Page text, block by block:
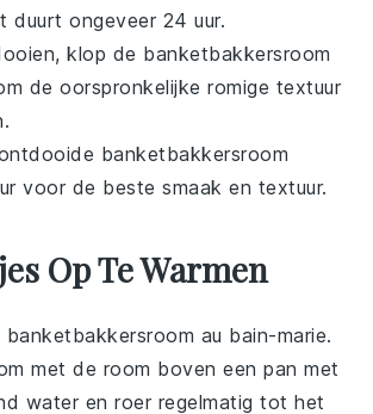
duurt ongeveer 24 uur.
klop de banketbakkersroom
de oorspronkelijke romige textuur
banketbakkersroom
voor de beste smaak en textuur.
Op Te Warmen
banketbakkersroom au bain-marie.
met de room boven een pan met
water en roer regelmatig tot het